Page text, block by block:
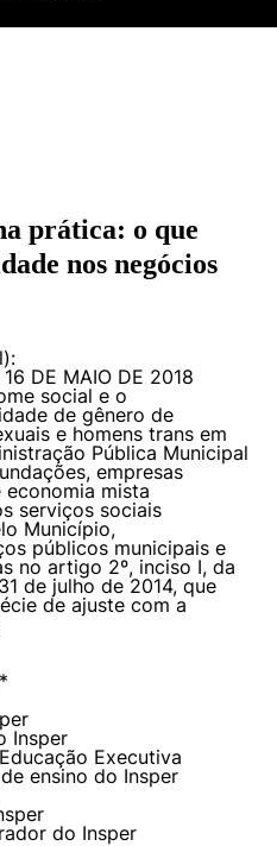
prática: o que
nos negócios
DE MAIO DE 2018
social e o
de gênero de
e homens trans em
Pública Municipal
empresas
mista
serviços sociais
Município,
públicos municipais e
no artigo 2º, inciso I, da
de julho de 2014, que
de ajuste com a
*
Insper
Executiva
ensino do Insper
do Insper